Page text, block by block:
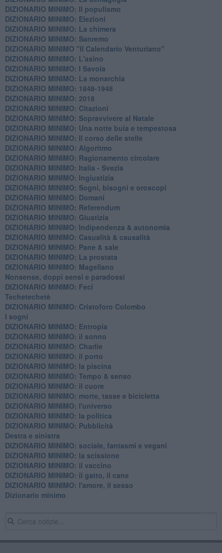
DIZIONARIO MINIMO: Il populismo
DIZIONARIO MINIMO: Elezioni
DIZIONARIO MINIMO: La chimera
DIZIONARIO MINIMO: Sanremo
DIZIONARIO MINIMO "Il Calendario Venturiano"
DIZIONARIO MINIMO: L'asino
DIZIONARIO MINIMO: I Savoia
DIZIONARIO MINIMO: La monarchia
DIZIONARIO MINIMO: 1848-1948
DIZIONARIO MINIMO: 2018
DIZIONARIO MINIMO: Citazioni
DIZIONARIO MINIMO: ​Sopravvivere al Natale
DIZIONARIO MINIMO: ​Una notte buia e tempestosa
DIZIONARIO MINIMO: Il corso delle stelle
DIZIONARIO MINIMO: Algoritmo
DIZIONARIO MINIMO: Ragionamento circolare
DIZIONARIO MINIMO: Italia - Svezia
DIZIONARIO MINIMO: ​Ingiustizia
DIZIONARIO MINIMO: ​Sogni, bisogni e oroscopi
DIZIONARIO MINIMO: Domani
DIZIONARIO MINIMO: Referendum
DIZIONARIO MINIMO: Giustizia
DIZIONARIO MINIMO: ​Indipendenza & autonomia
DIZIONARIO MINIMO: ​Casualità & causalità
​DIZIONARIO MINIMO: Pane & sale
DIZIONARIO MINIMO: La prostata
​DIZIONARIO MINIMO: Magellano
Nonsense, doppi sensi e paradossi
DIZIONARIO MINIMO: Feci
Techetechetè
DIZIONARIO MINIMO: Cristoforo Colombo
I sogni
DIZIONARIO MINIMO: Entropia
DIZIONARIO MINIMO: il sonno
DIZIONARIO MINIMO: Charlie
DIZIONARIO MINIMO: il porto
DIZIONARIO MINIMO: la piscina
DIZIONARIO MINIMO: Tempo & senso
DIZIONARIO MINIMO: il cuore
DIZIONARIO MINIMO: morte, tasse e bicicletta
DIZIONARIO MINIMO: l'universo
DIZIONARIO MINIMO: la politica
DIZIONARIO MINIMO: Pubblicità
Destra e sinistra
DIZIONARIO MINIMO: sociale, fantasmi e vegani
DIZIONARIO MINIMO: la scissione
DIZIONARIO MINIMO: il vaccino
DIZIONARIO MINIMO: il gatto, il cane
DIZIONARIO MINIMO: l'amore, il sesso
Dizionario minimo